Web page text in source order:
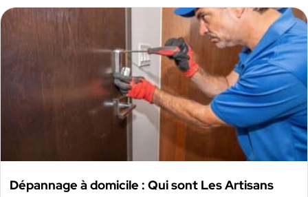
Dépannage à domicile : Qui sont Les Artisans